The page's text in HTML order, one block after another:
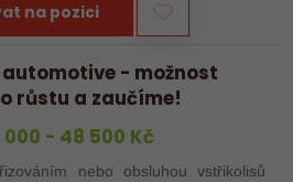
na pozici
automotive - možnost
růstu a zaučíme!
000 - 48 500 Kč
nebo obsluhou vstřikolisů